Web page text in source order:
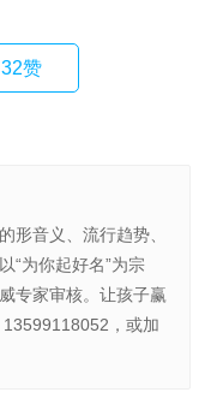
32赞
形音义、流行趋势、
“为你起好名”为宗
专家审核。让孩子赢
，或加